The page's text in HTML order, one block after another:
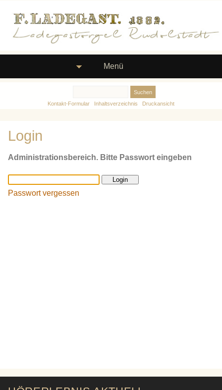
Menü
Kontakt-Formular Inhaltsverzeichnis Druckansicht
Login
Administrationsbereich. Bitte Passwort eingeben
Passwort vergessen